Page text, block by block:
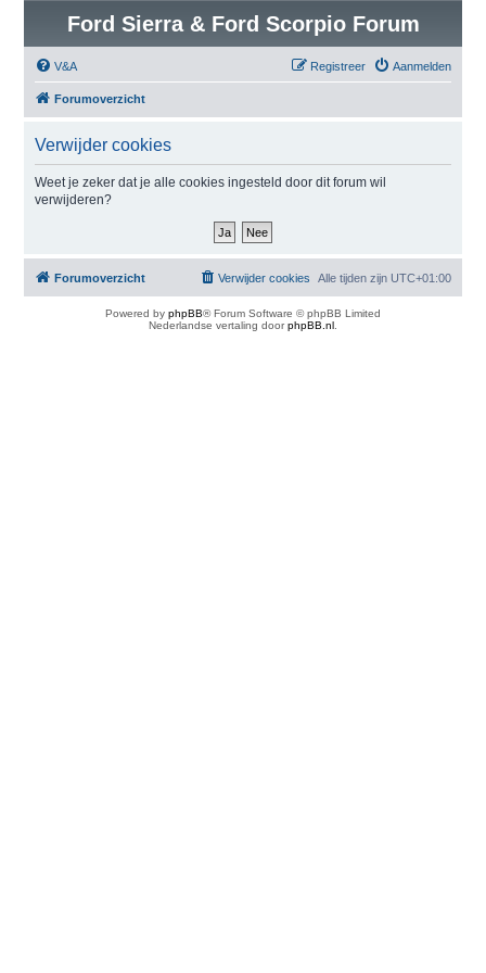
Ford Sierra & Ford Scorpio Forum
V&A Aanmelden
Registreer
Forumoverzicht
Verwijder cookies
Weet je zeker dat je alle cookies ingesteld door dit forum wil
verwijderen?
Forumoverzicht Alle tijden zijn UTC+01:00
Verwijder cookies
Powered by phpBB® Forum Software © phpBB Limited
Nederlandse vertaling doorphpBB.nl